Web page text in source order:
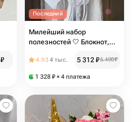
₽
Последний
Милейший набор
полезностей 🤍 Блокнот,
суфле, носочки, блеск для
для лица
4.934 тыс. 5 312₽6 400₽
1 328 ₽ × 4 платежа